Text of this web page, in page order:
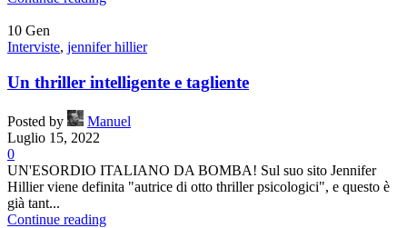
10 Gen
Interviste, jennifer hillier
Un thriller intelligente e tagliente
Posted by
Manuel
Luglio 15, 2022
0
UN'ESORDIO ITALIANO DA BOMBA! Sul suo sito Jennifer
Hillier viene definita "autrice di otto thriller psicologici", e questo è
già tant...
Continue reading